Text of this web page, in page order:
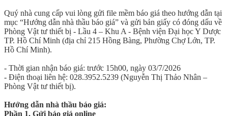
Quý nhà cung cấp vui lòng gửi file mềm báo giá theo hướng dẫn tại
mục “Hướng dẫn nhà thầu báo giá” và gửi bản giấy có đóng dấu về
Phòng Vật tư thiết bị - Lầu 4 – Khu A - Bệnh viện Đại học Y Dược
TP. Hồ Chí Minh (địa chỉ 215 Hồng Bàng, Phường Chợ Lớn, TP.
Hồ Chí Minh).
- Thời gian nhận báo giá: trước 15h00, ngày 03/7/2026
- Điện thoại liên hệ: 028.3952.5239 (Nguyễn Thị Thảo Nhân –
Phòng Vật tư thiết bị).
Hướng dẫn nhà thầu báo giá:
Phần 1. Gửi báo giá online